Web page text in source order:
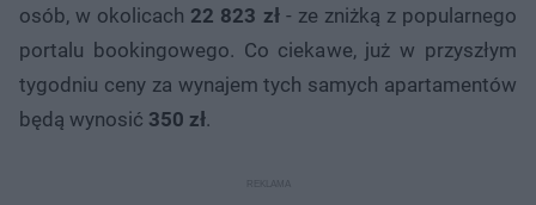
osób, w okolicach 22 823 zł- ze zniżką z popularnego
portalu bookingowego. Co ciekawe, już w przyszłym
tygodniu ceny za wynajem tych samych apartamentów
będą wynosić 350 zł.